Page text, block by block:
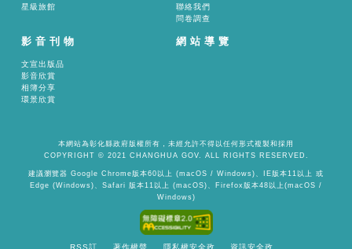
星級旅館
聯絡我們
問卷調查
影音刊物
文宣出版品
影音欣賞
相簿分享
環景欣賞
網站導覽
本網站為彰化縣政府版權所有，未經允許不得以任何形式複製和採用
COPYRIGHT © 2021 CHANGHUA GOV. ALL RIGHTS RESERVED.
建議瀏覽器 Google Chrome版本60以上 (macOS / Windows)、IE版本11以上 或
Edge (Windows)、Safari 版本11以上 (macOS)、Firefox版本48以上(macOS /
Windows)
RSS訂 著作權聲 隱私權安全政 資訊安全政